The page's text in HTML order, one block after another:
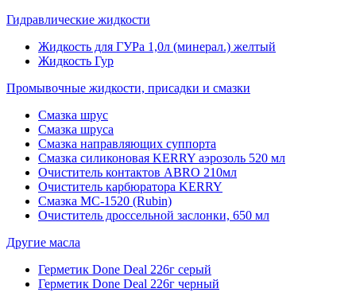
Гидравлические жидкости
Жидкость для ГУРа 1,0л (минерал.) желтый
Жидкость Гур
Промывочные жидкости, присадки и смазки
Смазка шрус
Смазка шруса
Смазка направляющих суппорта
Смазка силиконовая KERRY аэрозоль 520 мл
Очиститель контактов ABRO 210мл
Очиститель карбюратора KERRY
Смазка МС-1520 (Rubin)
Очиститель дроссельной заслонки, 650 мл
Другие масла
Герметик Done Deal 226г серый
Герметик Done Deal 226г черный